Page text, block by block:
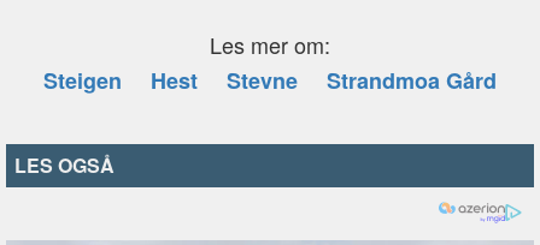
Les mer om:
Steigen
Hest Stevne Strandmoa Gård
LES OGSÅ